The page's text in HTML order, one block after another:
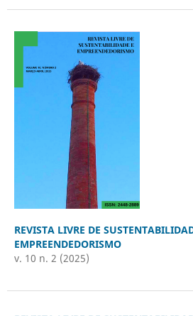
REVISTA LIVRE DE
EMPREENDEDORISMO
v. 10 n. 2 (2025)